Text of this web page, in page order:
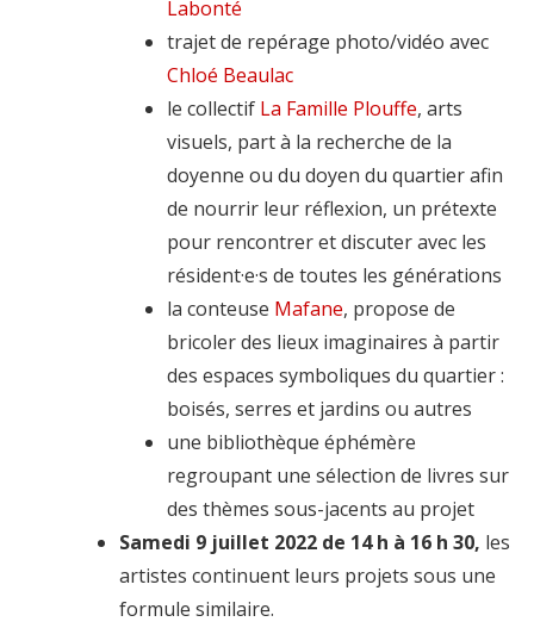
Labonté
trajet de repérage photo/vidéo avec
Chloé Beaulac
le collectif La Famille Plouffe, arts
visuels, part à la recherche de la
doyenne ou du doyen du quartier afin
de nourrir leur réflexion, un prétexte
pour rencontrer et discuter avec les
résident·e·s de toutes les générations
la conteuse Mafane, propose de
bricoler des lieux imaginaires à partir
des espaces symboliques du quartier :
boisés, serres et jardins ou autres
une bibliothèque éphémère
regroupant une sélection de livres sur
des thèmes sous-jacents au projet
Samedi 9 juillet 2022 de 14 h à 16 h 30, les
artistes continuent leurs projets sous une
formule similaire.